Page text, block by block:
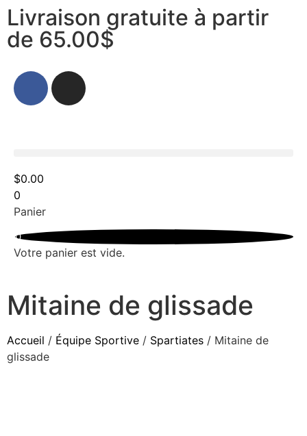
Livraison gratuite à partir
de 65.00$
$0.00
0
Panier
0
Votre panier est vide.
Mitaine de glissade
Accueil / Équipe Sportive / Spartiates / Mitaine de
glissade